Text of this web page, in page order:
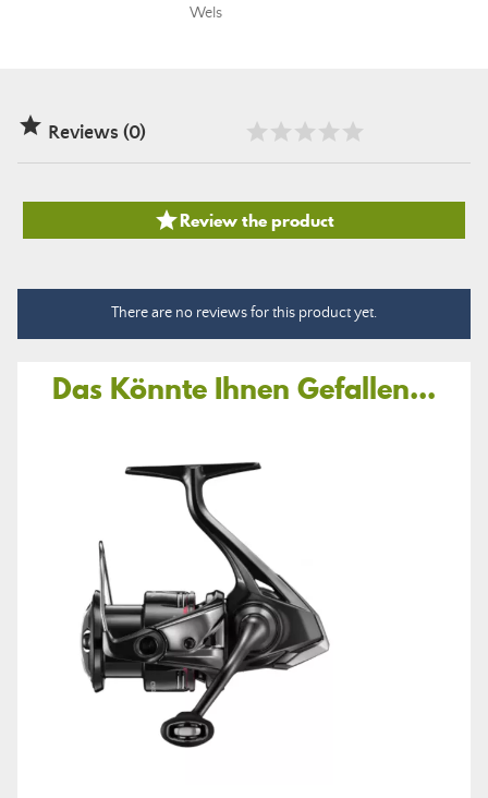
Wels
 Reviews (0)
Review the product
There are no reviews for this product yet.
Das Könnte Ihnen Gefallen...